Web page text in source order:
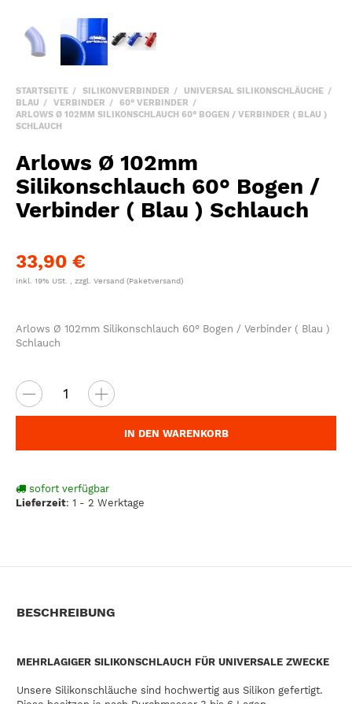
STARTSEITE SILIKONVERBINDER
UNIVERSAL SILIKONSCHLÄUCHE
BLAU
VERBINDER
60° VERBINDER
ARLOWS Ø 102MM SILIKONSCHLAUCH 60° BOGEN / VERBINDER ( BLAU )
SCHLAUCH
Arlows Ø 102mm
Silikonschlauch 60° Bogen /
Verbinder ( Blau ) Schlauch
33,90 €
inkl. 19% USt. , zzgl. Versand (Paketversand)
Arlows Ø 102mm Silikonschlauch 60° Bogen / Verbinder ( Blau )
Schlauch
IN DEN WARENKORB
sofort verfügbar
Lieferzeit: 1 - 2 Werktage
BESCHREIBUNG
MEHRLAGIGER SILIKONSCHLAUCH FÜR UNIVERSALE ZWECKE
Unsere Silikonschläuche sind hochwertig aus Silikon gefertigt.